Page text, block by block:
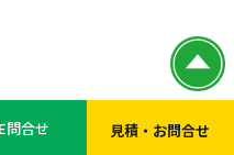
問合せ 見積・お問合せ